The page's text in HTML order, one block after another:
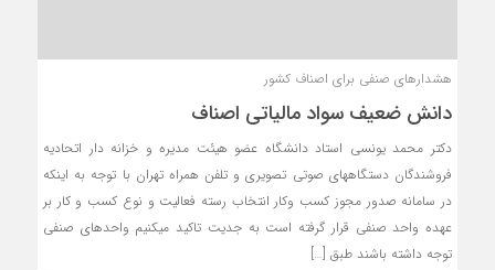
هشدارهای صنفی برای اصناف کشور
دانش ضعیف سواد مالیاتی اصناف
دکتر محمد یونسی استاد دانشگاه عضو هیئت مدیره و خزانه دار اتحادیه
فروشندگان دستگاههای صوتی تصویری و تلفن همراه تهران با توجه به اینکه
در سامانه صدور مجوز کسب و‌کار انتخاب رسته فعالیت و نوع کسب و کار بر
عهده واحد صنفی قرار گرفته است به جدیت تاکید میکنیم واحدهای صنفی
توجه داشته باشند طبق […]